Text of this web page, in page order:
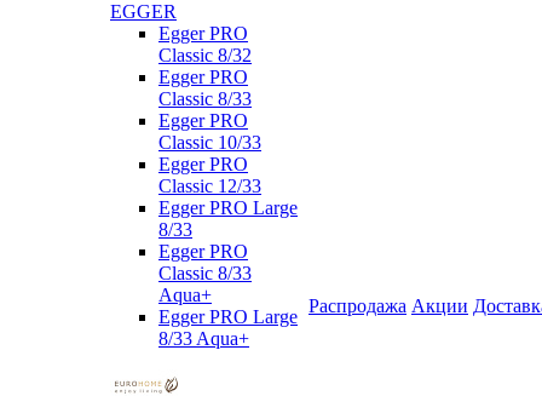
EGGER
Egger PRO
Classic 8/32
Egger PRO
Classic 8/33
Egger PRO
Classic 10/33
Egger PRO
Classic 12/33
Egger PRO Large
8/33
Egger PRO
Classic 8/33
Aqua+
Egger PRO Large
8/33 Aqua+
Распродажа Акции